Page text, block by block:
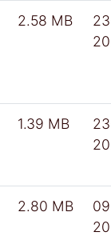
2.58 MB
1.39 MB
2.80 MB